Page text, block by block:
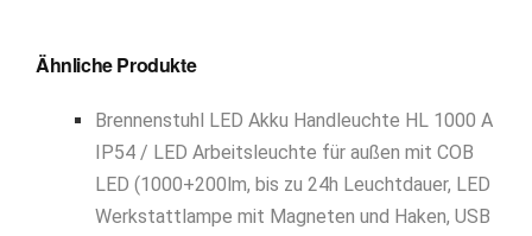
Ähnliche Produkte
Brennenstuhl LED Akku Handleuchte HL 1000 A
IP54 / LED Arbeitsleuchte für außen mit COB
LED (1000+200lm, bis zu 24h Leuchtdauer, LED
Werkstattlampe mit Magneten und Haken, USB